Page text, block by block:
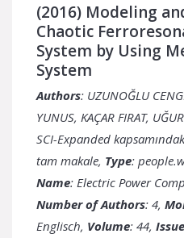
(2016) Modeling
Chaotic
System by Using
System
Authors: UZUNOĞLU
YUNUS, KAÇAR FIRAT,
SCI-Expanded
tam makale, Type:
Name: Electric Power
Number of Authors: 4,
Englisch, Volume: 44, Issue